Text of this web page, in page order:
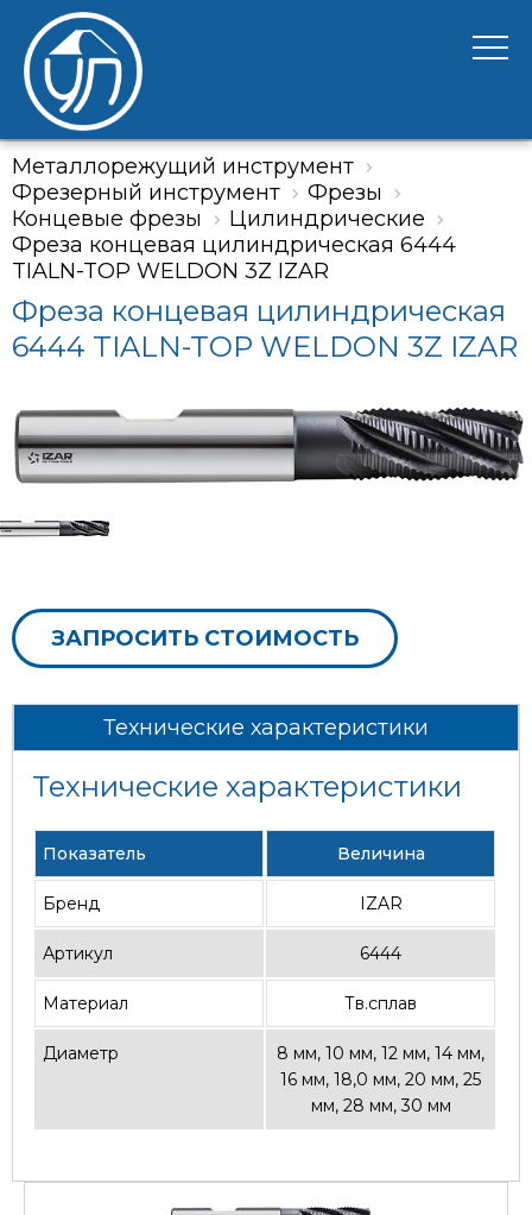
Металлорежущий инструмент
Фрезерный инструмент
Фрезы
Концевые фрезы
Цилиндрические
Фреза концевая цилиндрическая 6444
TIALN-TOP WELDON 3Z IZAR
Фреза концевая цилиндрическая
6444 TIALN-TOP WELDON 3Z IZAR
ЗАПРОСИТЬ СТОИМОСТЬ
Технические характеристики
Технические характеристики
Показатель Величина
Бренд IZAR
Артикул 6444
Материал Тв.сплав
Диаметр
8 мм, 10 мм, 12 мм, 14 мм,
16 мм, 18,0 мм, 20 мм, 25
мм, 28 мм, 30 мм